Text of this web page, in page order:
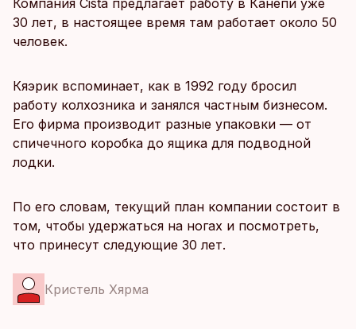
Компания Cista предлагает работу в Канепи уже
30 лет, в настоящее время там работает около 50
человек.
Кяэрик вспоминает, как в 1992 году бросил
работу колхозника и занялся частным бизнесом.
Его фирма производит разные упаковки — от
спичечного коробка до ящика для подводной
лодки.
По его словам, текущий план компании состоит в
том, чтобы удержаться на ногах и посмотреть,
что принесут следующие 30 лет.
Кристель Хярма